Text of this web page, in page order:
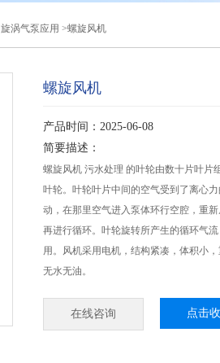
旋涡气泵应用 >螺旋风机
螺旋风机
产品时间：2025-06-08
简要描述：
螺旋风机 污水处理 的叶轮由数十片叶片
叶轮。叶轮叶片中间的空气受到了离心
动，在那里空气进入泵体环行空腔，重
再进行循环。叶轮旋转所产生的循环气
用。风机采用电机，结构紧凑，体积小
无水无油。
在线咨询 点击